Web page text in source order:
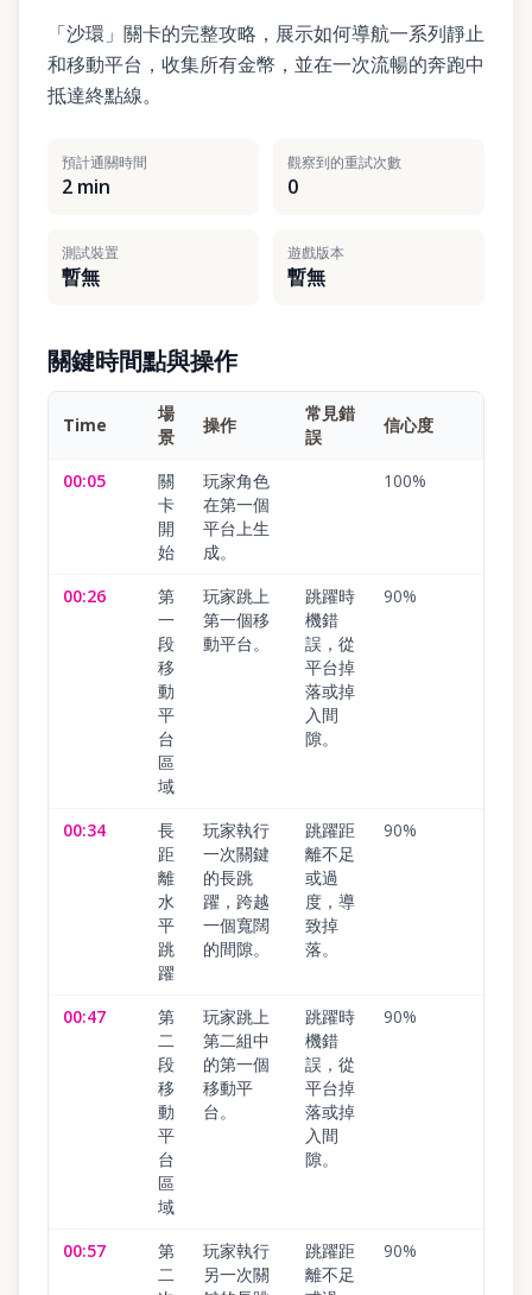
「沙環」關卡的完整攻略，展示如何導航一系列靜止
和移動平台，收集所有金幣，並在一次流暢的奔跑中
抵達終點線。
預計通關時間
2 min
觀察到的重試次數
0
測試裝置
暫無
遊戲版本
暫無
關鍵時間點與操作
Time
場
景
操作
常見錯
誤
信心度
00:05
關
卡
開
始
玩家角色
在第一個
平台上生
成。
100%
00:26
第
一
段
移
動
平
台
區
域
玩家跳上
第一個移
動平台。
跳躍時
機錯
誤，從
平台掉
落或掉
入間
隙。
90%
00:34
長
距
離
水
平
跳
躍
玩家執行
一次關鍵
的長跳
躍，跨越
一個寬闊
的間隙。
跳躍距
離不足
或過
度，導
致掉
落。
90%
00:47
第
二
段
移
動
平
台
區
域
玩家跳上
第二組中
的第一個
移動平
台。
跳躍時
機錯
誤，從
平台掉
落或掉
入間
隙。
90%
00:57
第
二
玩家執行
另一次關
跳躍距
離不足
90%